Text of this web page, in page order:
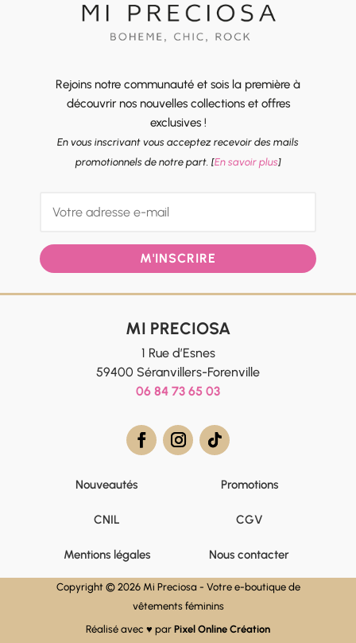
Rejoins notre communauté et sois la première à
découvrir nos nouvelles collections et offres
exclusives !
En vous inscrivant vous acceptez recevoir des mails
promotionnels de notre part. [En savoir plus]
M'INSCRIRE
MI PRECIOSA
1 Rue d’Esnes
59400 Séranvillers-Forenville
06 84 73 65 03
Nouveautés Promotions
CNIL CGV
Mentions légales Nous contacter
Copyright © 2026 Mi Preciosa - Votre e-boutique de
vêtements féminins
Réalisé avec ♥ par Pixel Online Création